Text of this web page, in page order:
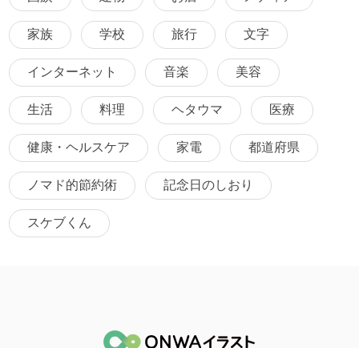
家族 学校 旅行 文字
インターネット 音楽 美容
生活 料理 ヘタウマ 医療
健康・ヘルスケア 家電 都道府県
ノマド的節約術 記念日のしおり
スケブくん